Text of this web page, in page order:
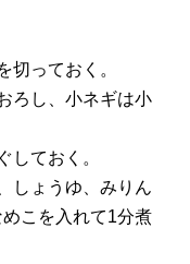
切っておく。
ろし、小ネギは小
しておく。
しょうゆ、みりん
こを入れて1分煮